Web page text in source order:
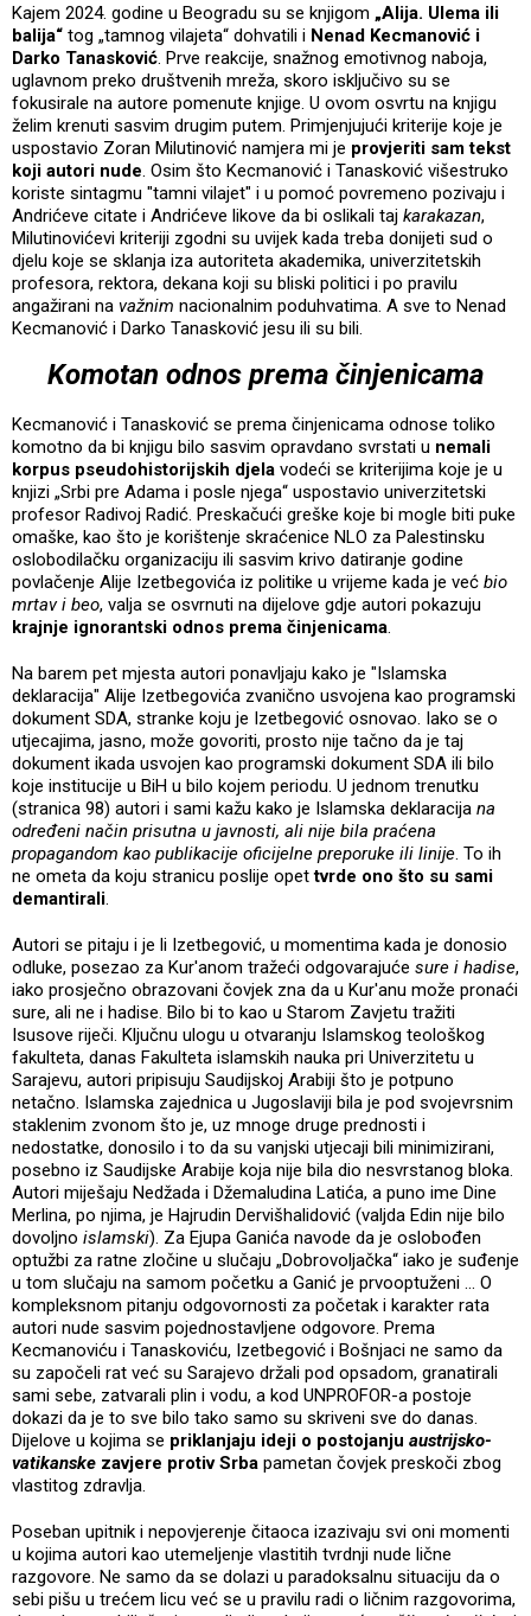
Kajem 2024. godine u Beogradu su se knjigom „Alija. Ulema ili
balija“ tog „tamnog vilajeta“ dohvatili i Nenad Kecmanović i
Darko Tanasković. Prve reakcije, snažnog emotivnog naboja,
uglavnom preko društvenih mreža, skoro isključivo su se
fokusirale na autore pomenute knjige. U ovom osvrtu na knjigu
želim krenuti sasvim drugim putem. Primjenjujući kriterije koje je
uspostavio Zoran Milutinović namjera mi je provjeriti sam tekst
koji autori nude. Osim što Kecmanović i Tanasković višestruko
koriste sintagmu "tamni vilajet" i u pomoć povremeno pozivaju i
Andrićeve citate i Andrićeve likove da bi oslikali taj karakazan,
Milutinovićevi kriteriji zgodni su uvijek kada treba donijeti sud o
djelu koje se sklanja iza autoriteta akademika, univerzitetskih
profesora, rektora, dekana koji su bliski politici i po pravilu
angažirani na važnim nacionalnim poduhvatima. A sve to Nenad
Kecmanović i Darko Tanasković jesu ili su bili.
Komotan odnos prema činjenicama
Kecmanović i Tanasković se prema činjenicama odnose toliko
komotno da bi knjigu bilo sasvim opravdano svrstati u nemali
korpus pseudohistorijskih djela vodeći se kriterijima koje je u
knjizi „Srbi pre Adama i posle njega“ uspostavio univerzitetski
profesor Radivoj Radić. Preskačući greške koje bi mogle biti puke
omaške, kao što je korištenje skraćenice NLO za Palestinsku
oslobodilačku organizaciju ili sasvim krivo datiranje godine
povlačenje Alije Izetbegovića iz politike u vrijeme kada je već bio
mrtav i beo, valja se osvrnuti na dijelove gdje autori pokazuju
krajnje ignorantski odnos prema činjenicama.
Na barem pet mjesta autori ponavljaju kako je "Islamska
deklaracija" Alije Izetbegovića zvanično usvojena kao programski
dokument SDA, stranke koju je Izetbegović osnovao. Iako se o
utjecajima, jasno, može govoriti, prosto nije tačno da je taj
dokument ikada usvojen kao programski dokument SDA ili bilo
koje institucije u BiH u bilo kojem periodu. U jednom trenutku
(stranica 98) autori i sami kažu kako je Islamska deklaracija na
određeni način prisutna u javnosti, ali nije bila praćena
propagandom kao publikacije oficijelne preporuke ili linije. To ih
ne ometa da koju stranicu poslije opettvrde ono što su sami
demantirali.
Autori se pitaju i je li Izetbegović, u momentima kada je donosio
odluke, posezao za Kur'anom tražeći odgovarajuće sure i hadise,
iako prosječno obrazovani čovjek zna da u Kur'anu može pronaći
sure, ali ne i hadise. Bilo bi to kao u Starom Zavjetu tražiti
Isusove riječi. Ključnu ulogu u otvaranju Islamskog teološkog
fakulteta, danas Fakulteta islamskih nauka pri Univerzitetu u
Sarajevu, autori pripisuju Saudijskoj Arabiji što je potpuno
netačno. Islamska zajednica u Jugoslaviji bila je pod svojevrsnim
staklenim zvonom što je, uz mnoge druge prednosti i
nedostatke, donosilo i to da su vanjski utjecaji bili minimizirani,
posebno iz Saudijske Arabije koja nije bila dio nesvrstanog bloka.
Autori miješaju Nedžada i Džemaludina Latića, a puno ime Dine
Merlina, po njima, je Hajrudin Dervišhalidović (valjda Edin nije bilo
dovoljno islamski). Za Ejupa Ganića navode da je oslobođen
optužbi za ratne zločine u slučaju „Dobrovoljačka“ iako je suđenje
u tom slučaju na samom početku a Ganić je prvooptuženi ... O
kompleksnom pitanju odgovornosti za početak i karakter rata
autori nude sasvim pojednostavljene odgovore. Prema
Kecmanoviću i Tanaskoviću, Izetbegović i Bošnjaci ne samo da
su započeli rat već su Sarajevo držali pod opsadom, granatirali
sami sebe, zatvarali plin i vodu, a kod UNPROFOR-a postoje
dokazi da je to sve bilo tako samo su skriveni sve do danas.
Dijelove u kojima se priklanjaju ideji o postojanju austrijsko-
vatikanske zavjere protiv Srba pametan čovjek preskoči zbog
vlastitog zdravlja.
Poseban upitnik i nepovjerenje čitaoca izazivaju svi oni momenti
u kojima autori kao utemeljenje vlastitih tvrdnji nude lične
razgovore. Ne samo da se dolazi u paradoksalnu situaciju da o
sebi pišu u trećem licu već se u pravilu radi o ličnim razgovorima,